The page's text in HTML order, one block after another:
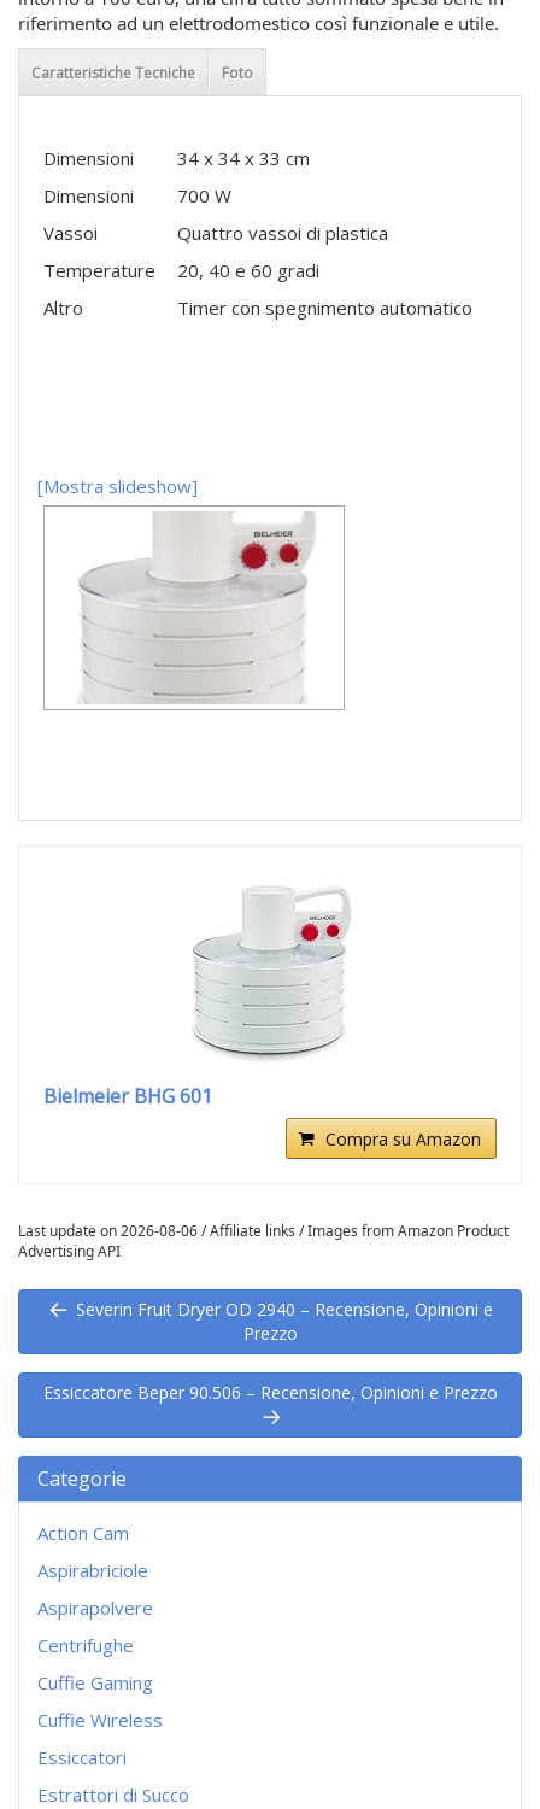
riferimento ad un elettrodomestico così funzionale e utile.
Caratteristiche Tecniche Foto
Dimensioni
34 x 34 x 33 cm
Dimensioni
700 W
Vassoi
Quattro vassoi di plastica
Temperature
20, 40 e 60 gradi
Altro
Timer con spegnimento automatico
[Mostra slideshow]
Bielmeier BHG 601
Compra su Amazon
Last update on 2026-08-06 / Affiliate links / Images from Amazon Product
Advertising API
Severin Fruit Dryer OD 2940 – Recensione, Opinioni e
Prezzo
Essiccatore Beper 90.506 – Recensione, Opinioni e Prezzo
Categorie
Action Cam
Aspirabriciole
Aspirapolvere
Centrifughe
Cuffie Gaming
Cuffie Wireless
Essiccatori
Estrattori di Succo